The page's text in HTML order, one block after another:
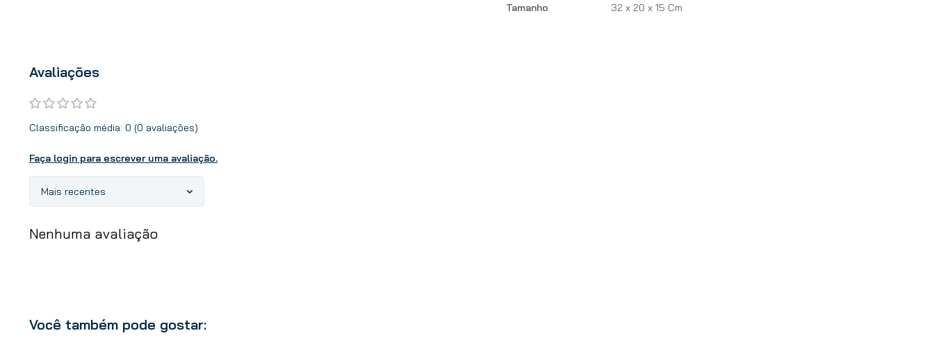
Tamanho 32 x 20 x 15 Cm
Avaliações
Classificação média: 0 (0 avaliações)
Faça login para escrever uma avaliação.
Mais recentes
Nenhuma avaliação
Você também pode gostar: